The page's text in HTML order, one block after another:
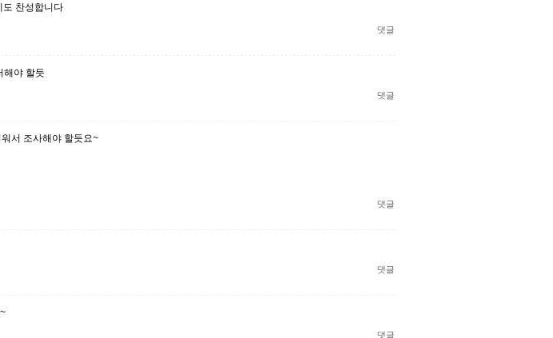
도 찬성합니다
댓글
해야 할듯
댓글
서 조사해야 할듯요~
댓글
댓글
댓글